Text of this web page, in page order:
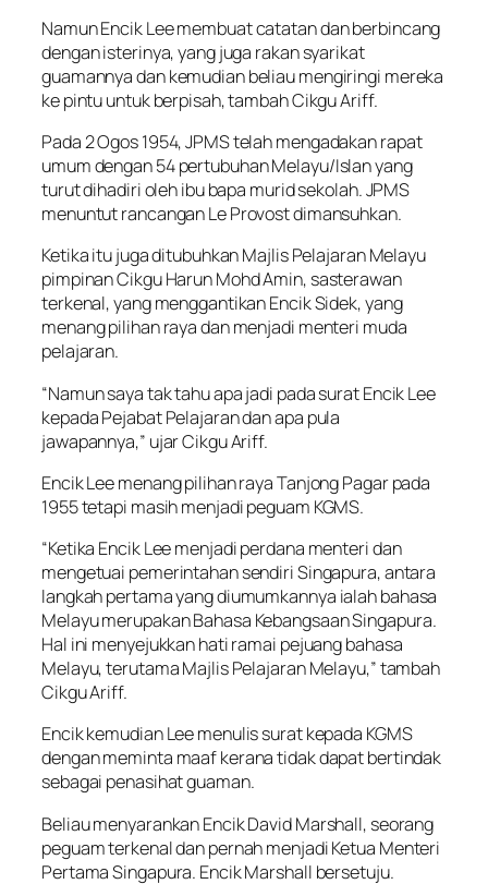
Namun Encik Lee membuat catatan dan berbincang
dengan isterinya, yang juga rakan syarikat
guamannya dan kemudian beliau mengiringi mereka
ke pintu untuk berpisah, tambah Cikgu Ariff.
Pada 2 Ogos 1954, JPMS telah mengadakan rapat
umum dengan 54 pertubuhan Melayu/Islan yang
turut dihadiri oleh ibu bapa murid sekolah. JPMS
menuntut rancangan Le Provost dimansuhkan.
Ketika itu juga ditubuhkan Majlis Pelajaran Melayu
pimpinan Cikgu Harun Mohd Amin, sasterawan
terkenal, yang menggantikan Encik Sidek, yang
menang pilihan raya dan menjadi menteri muda
pelajaran.
“Namun saya tak tahu apa jadi pada surat Encik Lee
kepada Pejabat Pelajaran dan apa pula
jawapannya,” ujar Cikgu Ariff.
Encik Lee menang pilihan raya Tanjong Pagar pada
1955 tetapi masih menjadi peguam KGMS.
“Ketika Encik Lee menjadi perdana menteri dan
mengetuai pemerintahan sendiri Singapura, antara
langkah pertama yang diumumkannya ialah bahasa
Melayu merupakan Bahasa Kebangsaan Singapura.
Hal ini menyejukkan hati ramai pejuang bahasa
Melayu, terutama Majlis Pelajaran Melayu,” tambah
Cikgu Ariff.
Encik kemudian Lee menulis surat kepada KGMS
dengan meminta maaf kerana tidak dapat bertindak
sebagai penasihat guaman.
Beliau menyarankan Encik David Marshall, seorang
peguam terkenal dan pernah menjadi Ketua Menteri
Pertama Singapura. Encik Marshall bersetuju.